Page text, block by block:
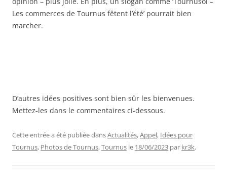
Les commerces de Tournus fêtent l’été’ pourrait bien
marcher.
D’autres idées positives sont bien sûr les bienvenues.
Mettez-les dans le commentaires ci-dessous.
Cette entrée a été publiée dansActualités,Appel, Idées pour
Tournus, Photos de Tournus,Tournus le 18/06/2023 par kr3k.